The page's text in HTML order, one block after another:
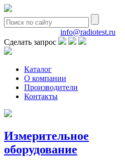
info@radiotest.ru
Сделать запрос
Каталог
О компании
Производители
Контакты
Измерительное
оборудование